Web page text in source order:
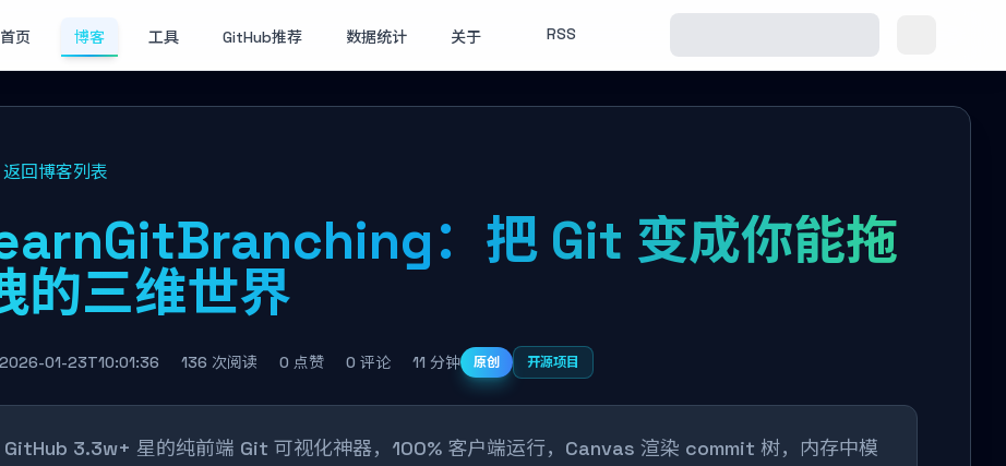
首页 博客 工具 GitHub推荐 数据统计 关于 RSS
返回博客列表
：把 Git 变成你能拖
的三维世界
2026-01-23T10:01:36 136 次阅读 0 点赞 0 评论 11 分钟 原创 开源项目
GitHub 3.3w+ 星的纯前端 Git 可视化神器，100% 客户端运行，Canvas 渲染 commit 树，内存中模